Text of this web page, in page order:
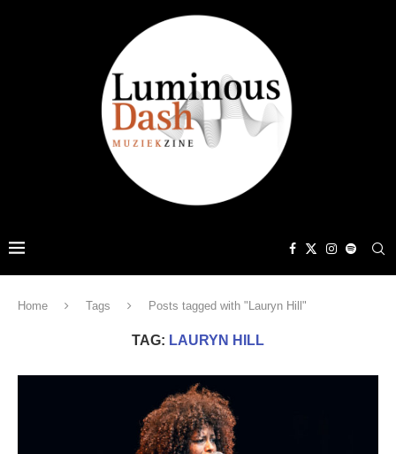
Home Tags Posts tagged with "Lauryn Hill"
TAG: LAURYN HILL